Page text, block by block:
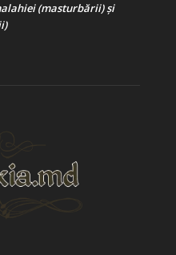
(masturbării) şi